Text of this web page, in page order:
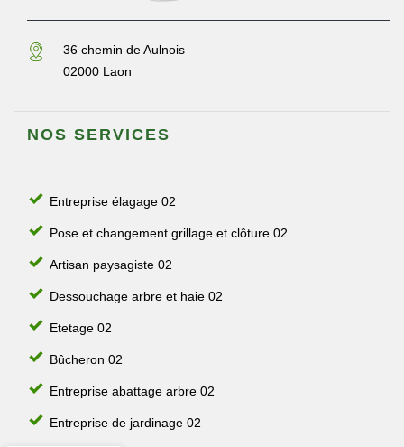
36 chemin de Aulnois
02000 Laon
NOS SERVICES
Entreprise élagage 02
Pose et changement grillage et clôture 02
Artisan paysagiste 02
Dessouchage arbre et haie 02
Etetage 02
Bûcheron 02
Entreprise abattage arbre 02
Entreprise de jardinage 02